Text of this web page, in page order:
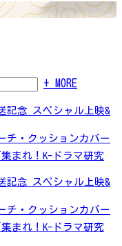
+ MORE
記念 スペシャル上映&
チ・クッションカバー
まれ！K-ドラマ研究
記念 スペシャル上映&
チ・クッションカバー
まれ！K-ドラマ研究